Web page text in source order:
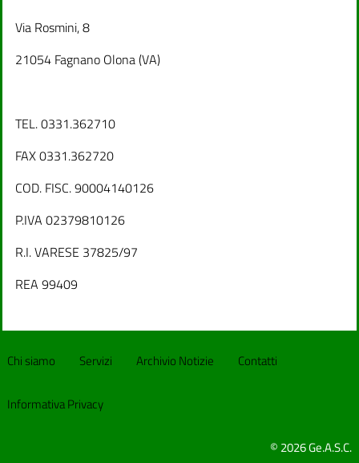
Via Rosmini, 8
21054 Fagnano Olona (VA)
TEL. 0331.362710
FAX 0331.362720
COD. FISC. 90004140126
P.IVA 02379810126
R.I. VARESE 37825/97
REA 99409
Chi siamo Servizi Archivio Notizie Contatti
Informativa Privacy
© 2026 Ge.A.S.C.